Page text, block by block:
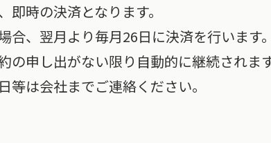
時の決済となります。
合、翌月より毎月26日に決済を行います
の申し出がない限り自動的に継続されま
は会社までご連絡ください。